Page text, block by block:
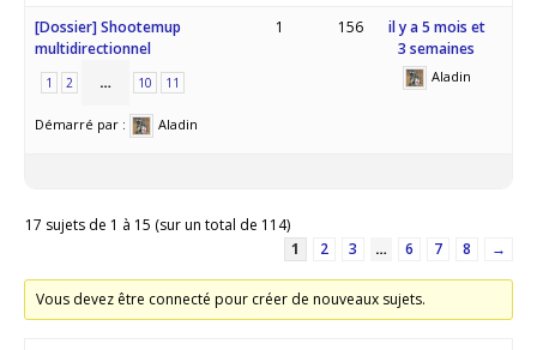
[Dossier] Shootemup
multidirectionnel
1 2 … 10 11
Démarré par : Aladin
1 156
il y a 5 mois et
3 semaines
Aladin
17 sujets de 1 à 15 (sur un total de 114)
1
2 3 … 6 7 8 →
Vous devez être connecté pour créer de nouveaux sujets.